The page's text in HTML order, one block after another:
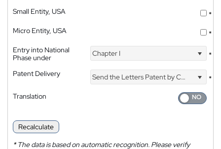
Small Entity, USA
*
Micro Entity, USA
*
Entry into National
Phase under
Chapter I *
Patent Delivery Send the Letters Patent by Courier
*
Translation
Recalculate
*The data is based on automatic recognition. Please verify